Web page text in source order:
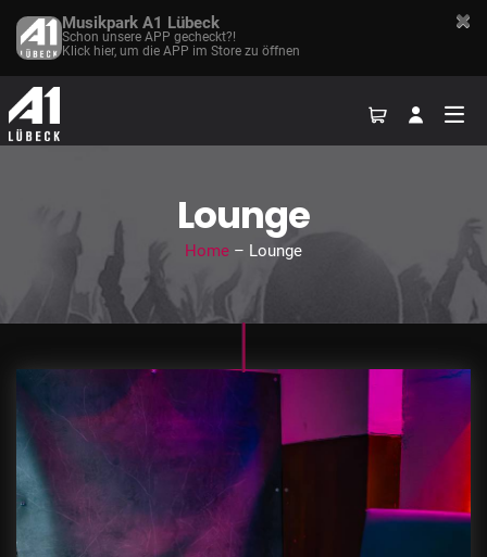
Lounge
Home– Lounge
Musikpark A1 Lübeck
Schon unsere APP gecheckt?!
Klick hier, um die APP im Store zu öffnen